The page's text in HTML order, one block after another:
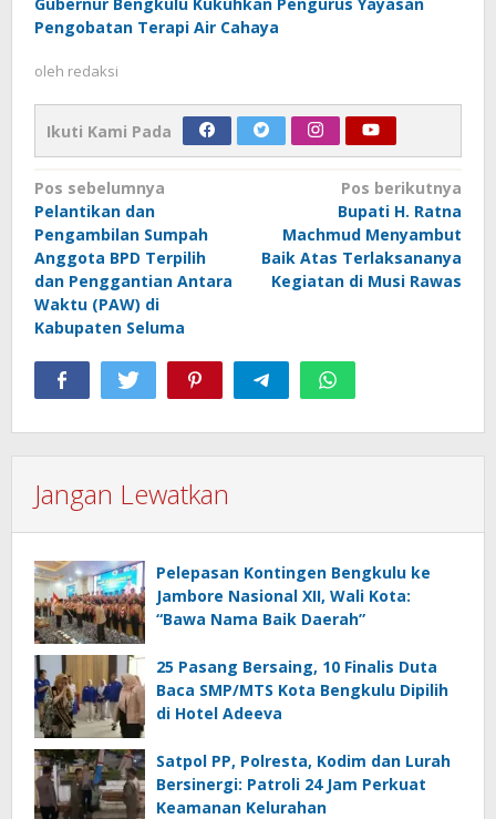
Pengobatan Terapi Air Cahaya
oleh redaksi
Ikuti Kami Pada
Navigasi
pos
Pos sebelumnya
Pelantikan dan
Pengambilan Sumpah
Anggota BPD Terpilih
dan Penggantian Antara
Waktu (PAW) di
Kabupaten Seluma
Pos berikutnya
Bupati H. Ratna
Machmud Menyambut
Baik Atas Terlaksananya
Kegiatan di Musi Rawas
Jangan Lewatkan
Pelepasan Kontingen Bengkulu ke
Jambore Nasional XII, Wali Kota:
“Bawa Nama Baik Daerah”
25 Pasang Bersaing, 10 Finalis Duta
Baca SMP/MTS Kota Bengkulu Dipilih
di Hotel Adeeva
Satpol PP, Polresta, Kodim dan Lurah
Bersinergi: Patroli 24 Jam Perkuat
Keamanan Kelurahan